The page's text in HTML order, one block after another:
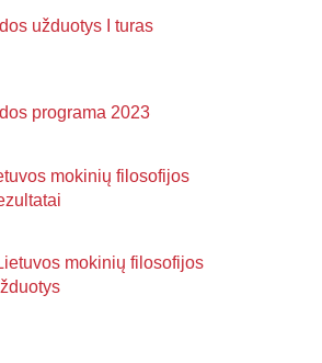
užduotys I turas
programa 2023
mokinių filosofijos
mokinių filosofijos